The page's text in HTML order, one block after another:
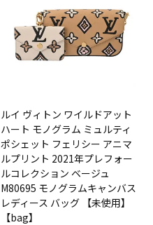
ルイ ヴィトン ワイルドアット
ハート モノグラム ミュルティ
ポシェット フェリシー アニマ
ルプリント 2021年プレフォー
ルコレクション ベージュ
M80695 モノグラムキャンバス
レディース バッグ 【未使用】
【bag】